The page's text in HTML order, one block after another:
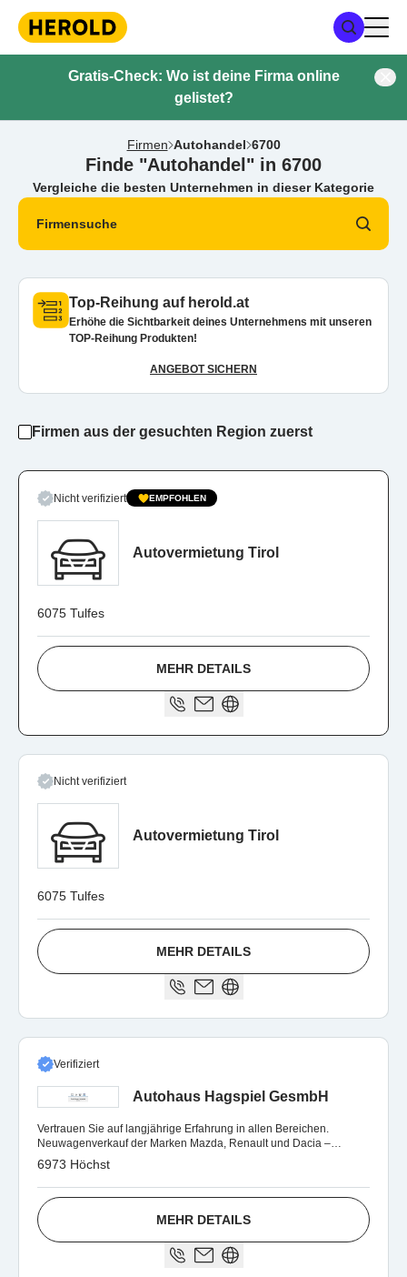
Gratis-Check: Wo ist deine Firma online
gelistet?
Firmen Autohandel 6700
Finde "Autohandel" in 6700
Vergleiche die besten Unternehmen in dieser Kategorie
Firmensuche
Top-Reihung auf herold.at
Erhöhe die Sichtbarkeit deines Unternehmens mit unseren
TOP-Reihung Produkten!
ANGEBOT SICHERN
Firmen aus der gesuchten Region zuerst
Nicht verifiziert EMPFOHLEN
Autovermietung Tirol
6075 Tulfes
MEHR DETAILS
Nicht verifiziert
Autovermietung Tirol
6075 Tulfes
MEHR DETAILS
Verifiziert
Autohaus Hagspiel GesmbH
Vertrauen Sie auf langjährige Erfahrung in allen Bereichen.
Neuwagenverkauf der Marken Mazda, Renault und Dacia –
Gebrauchtwagen diverser Marken
6973 Höchst
MEHR DETAILS